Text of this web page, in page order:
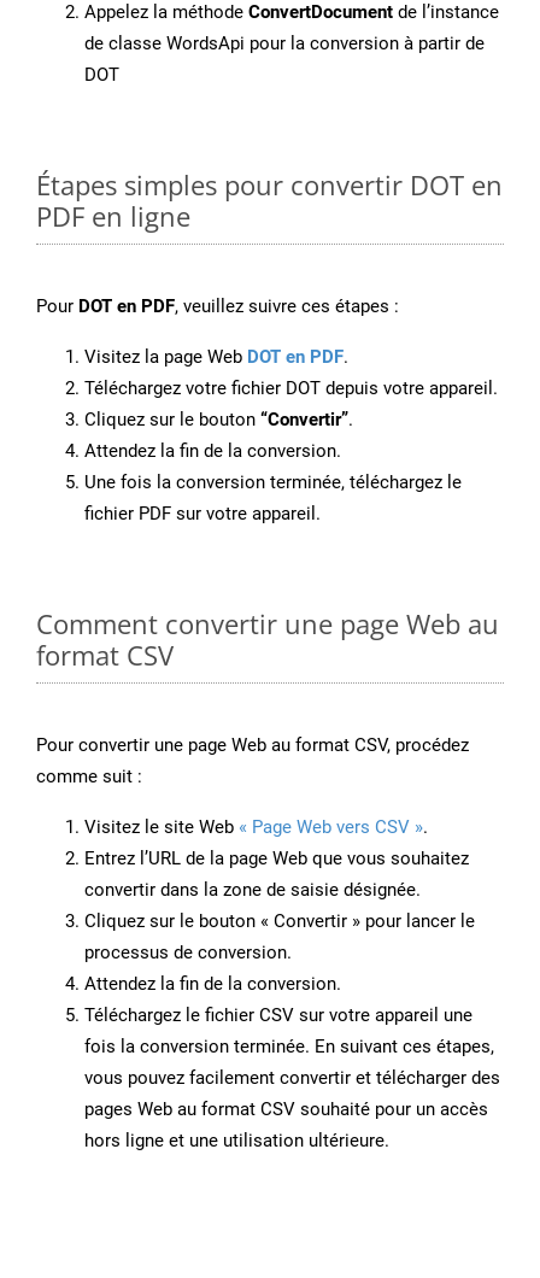
Appelez la méthode ConvertDocument de l’instance
de classe WordsApi pour la conversion à partir de
DOT
Étapes simples pour convertir DOT en
PDF en ligne
Pour DOT en PDF, veuillez suivre ces étapes :
Visitez la page Web DOT en PDF.
Téléchargez votre fichier DOT depuis votre appareil.
Cliquez sur le bouton “Convertir”.
Attendez la fin de la conversion.
Une fois la conversion terminée, téléchargez le
fichier PDF sur votre appareil.
Comment convertir une page Web au
format CSV
Pour convertir une page Web au format CSV, procédez
comme suit :
Visitez le site Web « Page Web vers CSV ».
Entrez l’URL de la page Web que vous souhaitez
convertir dans la zone de saisie désignée.
Cliquez sur le bouton « Convertir » pour lancer le
processus de conversion.
Attendez la fin de la conversion.
Téléchargez le fichier CSV sur votre appareil une
fois la conversion terminée. En suivant ces étapes,
vous pouvez facilement convertir et télécharger des
pages Web au format CSV souhaité pour un accès
hors ligne et une utilisation ultérieure.